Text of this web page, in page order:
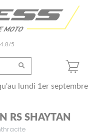
5
lundi 1er septembre
RS SHAYTAN